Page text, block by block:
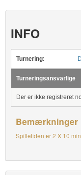
INFO
Turnering:
Turneringsansvarlige
Der er ikke registreret
Bemærkninger
Spilletiden er 2 X 10